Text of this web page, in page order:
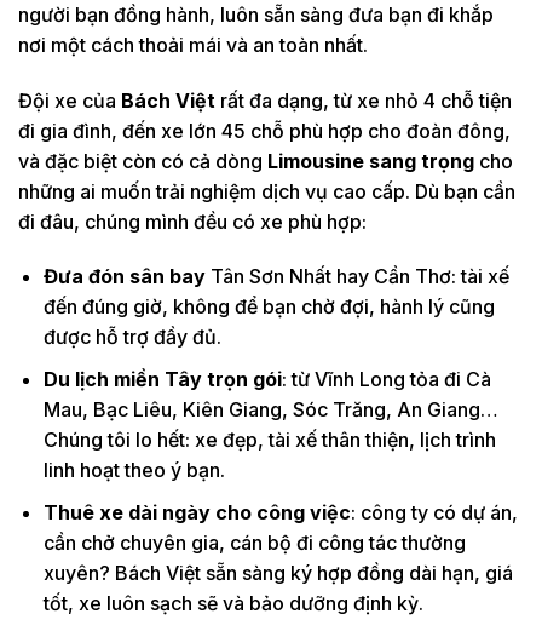
người bạn đồng hành, luôn sẵn sàng đưa bạn đi khắp
nơi một cách thoải mái và an toàn nhất.
Đội xe của Bách Việt rất đa dạng, từ xe nhỏ 4 chỗ tiện
đi gia đình, đến xe lớn 45 chỗ phù hợp cho đoàn đông,
và đặc biệt còn có cả dòng Limousine sang trọng cho
những ai muốn trải nghiệm dịch vụ cao cấp. Dù bạn cần
đi đâu, chúng mình đều có xe phù hợp:
Đưa đón sân bayTân Sơn Nhất hay Cần Thơ: tài xế
đến đúng giờ, không để bạn chờ đợi, hành lý cũng
được hỗ trợ đầy đủ.
Du lịch miền Tây trọn gói: từ Vĩnh Long tỏa đi Cà
Mau, Bạc Liêu, Kiên Giang, Sóc Trăng, An Giang…
Chúng tôi lo hết: xe đẹp, tài xế thân thiện, lịch trình
linh hoạt theo ý bạn.
Thuê xe dài ngày cho công việc: công ty có dự án,
cần chở chuyên gia, cán bộ đi công tác thường
xuyên? Bách Việt sẵn sàng ký hợp đồng dài hạn, giá
tốt, xe luôn sạch sẽ và bảo dưỡng định kỳ.